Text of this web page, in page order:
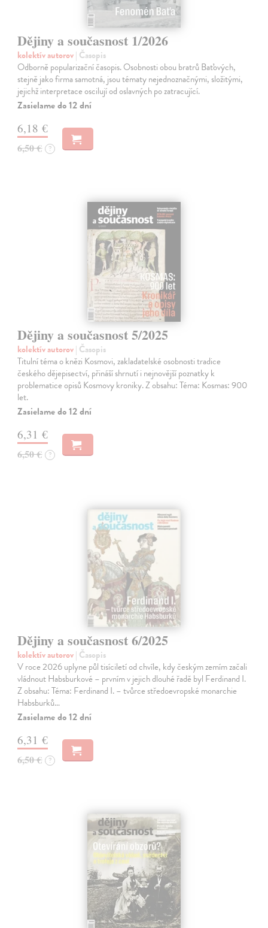
Dějiny a současnost 1/2026
kolektív autorov| Časopis
Odborně popularizační časopis. Osobnosti obou bratrů Baťových,
stejně jako firma samotná, jsou tématy nejednoznačnými, složitými,
jejichž interpretace oscilují od oslavných po zatracující.
Zasielame do 12 dní
6,18 €
6,50 € ?
Dějiny a současnost 5/2025
kolektív autorov| Časopis
Titulní téma o knězi Kosmovi, zakladatelské osobnosti tradice
českého dějepisectví, přináší shrnutí i nejnovější poznatky k
problematice opisů Kosmovy kroniky. Z obsahu: Téma: Kosmas: 900
let.
Zasielame do 12 dní
6,31 €
6,50 € ?
Dějiny a současnost 6/2025
kolektív autorov| Časopis
V roce 2026 uplyne půl tisíciletí od chvíle, kdy českým zemím začali
vládnout Habsburkové – prvním v jejich dlouhé řadě byl Ferdinand I.
Z obsahu: Téma: Ferdinand I. – tvůrce středoevropské monarchie
Habsburků…
Zasielame do 12 dní
6,31 €
6,50 € ?